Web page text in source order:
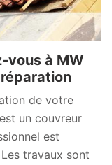
vous à MW
de votre
un couvreur
est
travaux sont